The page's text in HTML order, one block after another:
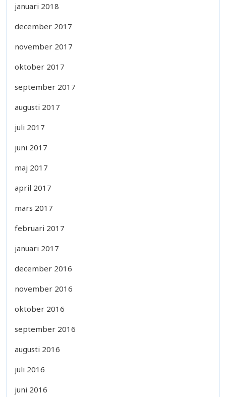
januari 2018
december 2017
november 2017
oktober 2017
september 2017
augusti 2017
juli 2017
juni 2017
maj 2017
april 2017
mars 2017
februari 2017
januari 2017
december 2016
november 2016
oktober 2016
september 2016
augusti 2016
juli 2016
juni 2016